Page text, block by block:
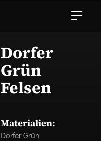
Dorfer
Grün
Felsen
Materialien:
Dorfer Grün